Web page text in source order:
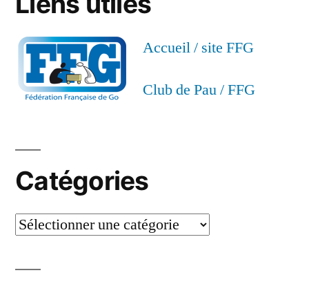
Accueil / site FFG
Club de Pau / FFG
Catégories
Catégories